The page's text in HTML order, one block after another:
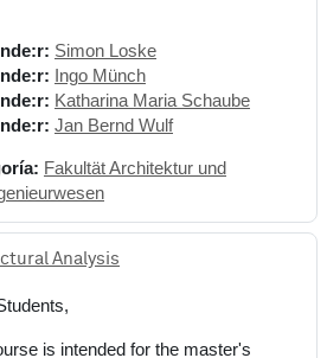
Simon Loske
Ingo Münch
Katharina Maria Schaube
Jan Bernd Wulf
Fakultät Architektur und
Analysis
is intended for the master's